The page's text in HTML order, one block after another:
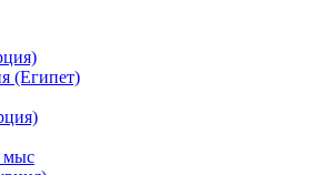
(Египет)
мыс